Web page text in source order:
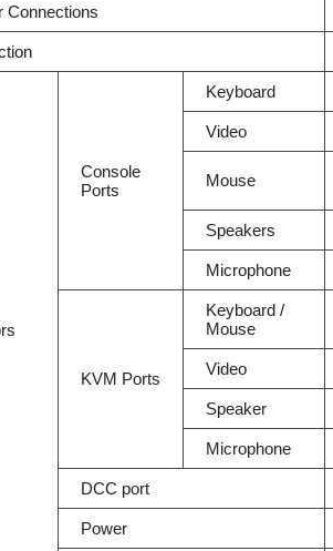
Connections
Console
Ports
Keyboard
Video
Mouse
Speakers
Microphone
KVM Ports
Keyboard /
Mouse
Video
Speaker
Microphone
DCC port
Power